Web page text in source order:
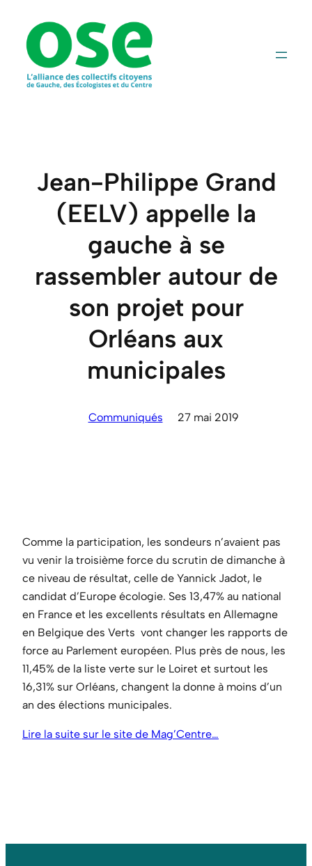
contenu
Jean-Philippe Grand
(EELV) appelle la
gauche à se
rassembler autour de
son projet pour
Orléans aux
municipales
Communiqués 27 mai 2019
Comme la participation, les sondeurs n’avaient pas
vu venir la troisième force du scrutin de dimanche à
ce niveau de résultat, celle de Yannick Jadot, le
candidat d’Europe écologie. Ses 13,47% au national
en France et les excellents résultats en Allemagne
en Belgique des Verts vont changer les rapports de
force au Parlement européen. Plus près de nous, les
11,45% de la liste verte sur le Loiret et surtout les
16,31% sur Orléans, changent la donne à moins d’un
an des élections municipales.
Lire la suite sur le site de Mag’Centre…